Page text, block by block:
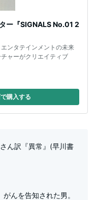
ー『SIGNALS No.01 2
ンタテインメントの未来
ャーがクリエイティブ
購入する
ん訳『異常』(早川書
んを告知された男。